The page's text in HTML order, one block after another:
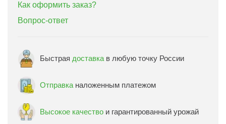
Как оформить заказ?
Вопрос-ответ
Быстрая доставка в любую точку России
Отправка наложенным платежом
Высокое качество и гарантированный урожай